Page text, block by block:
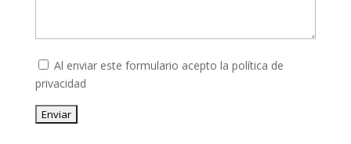
Al enviar este formulario acepto la política de
privacidad
Enviar